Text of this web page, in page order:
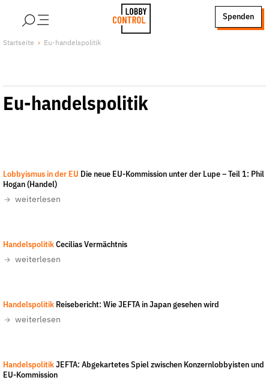
Spenden
Über uns
Finanzierung
Unsere Schwerpunkte
Lobbykontrolle und Regeln
Spenden & Fördern
Testamentsspende
Startseite Eu-handelspolitik
Eu-handelspolitik
Lobbyismus in der EU Die neue EU-Kommission unter der Lupe – Teil 1: Phil
Hogan (Handel)
weiterlesen
Handelspolitik Cecilias Vermächtnis
weiterlesen
Handelspolitik Reisebericht: Wie JEFTA in Japan gesehen wird
weiterlesen
Handelspolitik JEFTA: Abgekartetes Spiel zwischen Konzernlobbyisten und
EU-Kommission